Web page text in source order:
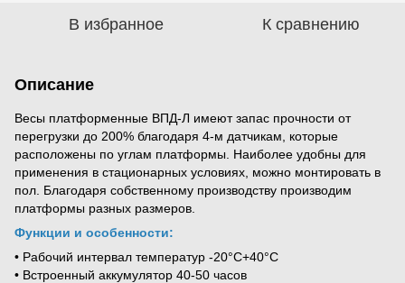
В избранное К сравнению
Описание
Весы платформенные ВПД-Л имеют запас прочности от
перегрузки до 200% благодаря 4-м датчикам, которые
расположены по углам платформы. Наиболее удобны для
применения в стационарных условиях, можно монтировать в
пол. Благодаря собственному производству производим
платформы разных размеров.
Функции и особенности:
• Рабочий интервал температур -20°C+40°C
• Встроенный аккумулятор 40-50 часов